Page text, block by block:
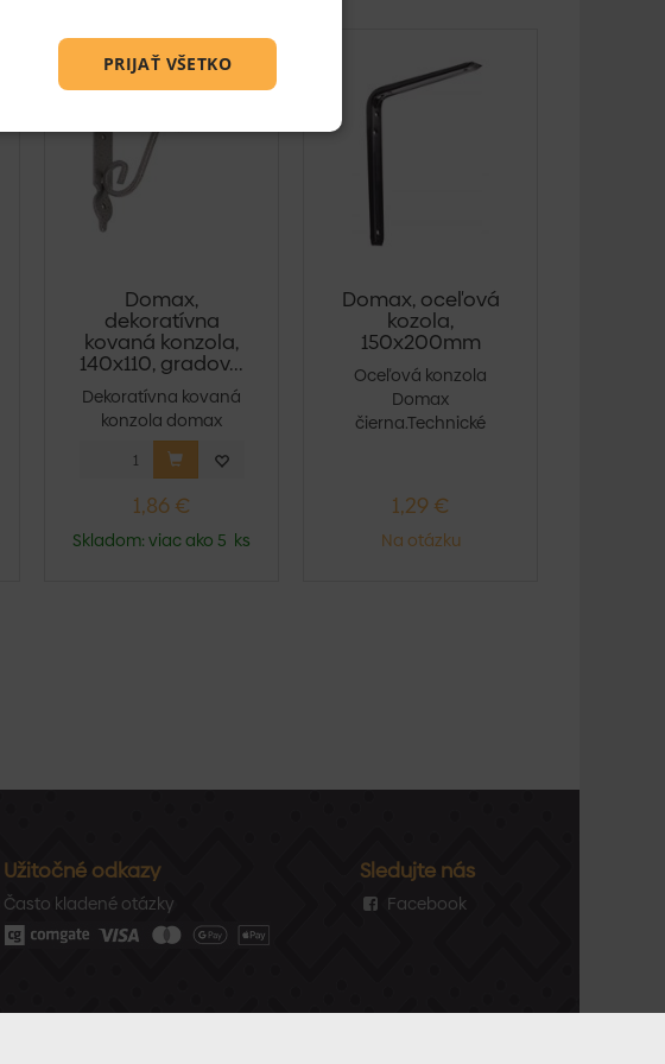
Domax,
dekoratívna
kovaná konzola,
140x110, gradov...
Dekoratívna kovaná
konzola domax
140x110 mm.Technické
parame...
1,86 €
Skladom: viac ako 5 ks
Domax, oceľová
kozola,
150x200mm
Oceľová konzola
Domax
čierna.Technické
1,29 €
Na otázku
Užitočné odkazy
Často kladené otázky
Sledujte nás
Facebook
PRIJAŤ VŠETKO